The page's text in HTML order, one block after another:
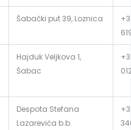
Šabački put 39, Loznica
Hajduk Veljkova 1,
Šabac
Despota Stefana
Lazarevića b.b.